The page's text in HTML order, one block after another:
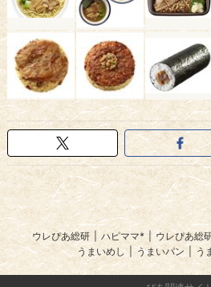
ウレぴあ総研 ハピママ* | ウレぴあ総
うまいめし
うまいパン う